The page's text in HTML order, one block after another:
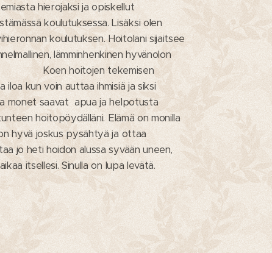
hierojaksi ja opiskellut
koulutuksessa. Lisäksi olen
koulutuksen. Hoitolani sijaitsee
lämminhenkinen hyvänolon
tekemisen
kun voin auttaa ihmisiä ja siksi
monet saavat apua ja helpotusta
hoitopöydälläni. Elämä on monilla
hyvä joskus pysähtyä ja ottaa
jo heti hoidon alussa syvään uneen,
itsellesi. Sinulla on lupa levätä.